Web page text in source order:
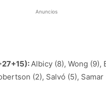
Anuncios
Albicy (8), Wong (9),
(2), Salvó (5),